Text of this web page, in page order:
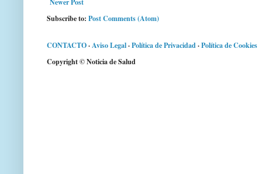
Newer Post
Subscribe to: Post Comments (Atom)
CONTACTO·Aviso Legal·Política de Privacidad·Política de Cookies
Copyright © Noticia de Salud